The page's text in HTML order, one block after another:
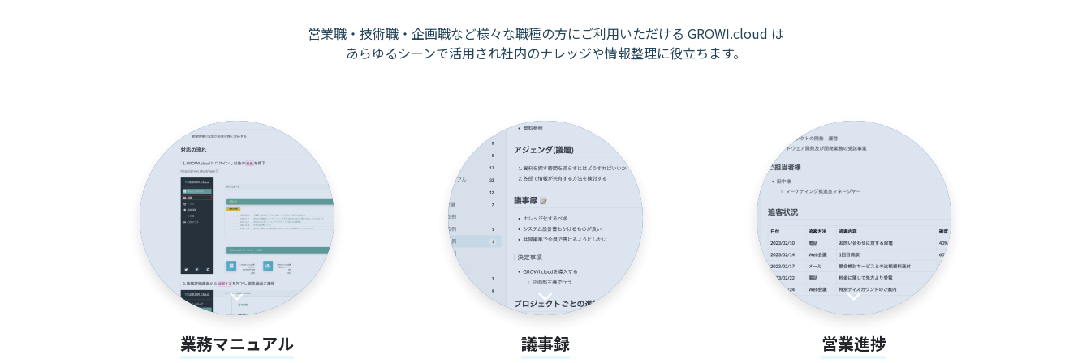
営業職・技術職・企画職など様々な職種の方にご利用いただける GROWI.cloud は
あらゆるシーンで活用され社内のナレッジや情報整理に役立ちます。
業務マニュアル 議事録 営業進捗